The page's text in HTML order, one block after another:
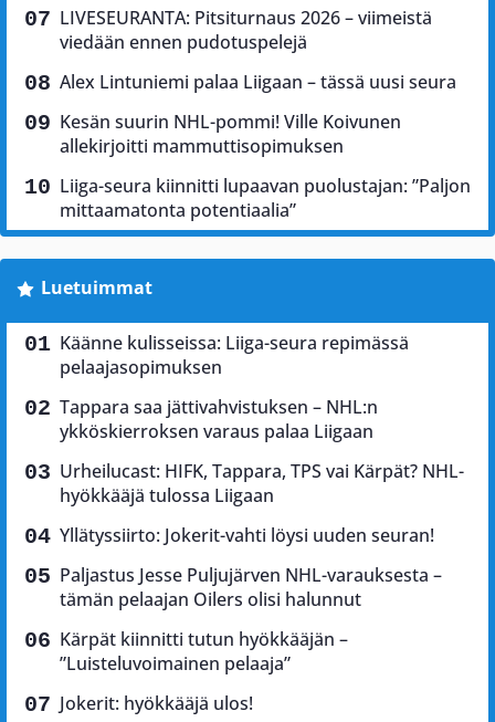
LIVESEURANTA: Pitsiturnaus 2026 – viimeistä
viedään ennen pudotuspelejä
Alex Lintuniemi palaa Liigaan – tässä uusi seura
Kesän suurin NHL-pommi! Ville Koivunen
allekirjoitti mammuttisopimuksen
Liiga-seura kiinnitti lupaavan puolustajan: ”Paljon
mittaamatonta potentiaalia”
Luetuimmat
Käänne kulisseissa: Liiga-seura repimässä
pelaajasopimuksen
Tappara saa jättivahvistuksen – NHL:n
ykköskierroksen varaus palaa Liigaan
Urheilucast: HIFK, Tappara, TPS vai Kärpät? NHL-
hyökkääjä tulossa Liigaan
Yllätyssiirto: Jokerit-vahti löysi uuden seuran!
Paljastus Jesse Puljujärven NHL-varauksesta –
tämän pelaajan Oilers olisi halunnut
Kärpät kiinnitti tutun hyökkääjän –
”Luisteluvoimainen pelaaja”
Jokerit: hyökkääjä ulos!